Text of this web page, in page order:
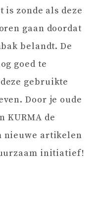
is zonde als deze
gaan doordat
belandt. De
goed te
gebruikte
Door je oude
KURMA de
nieuwe artikelen
initiatief!